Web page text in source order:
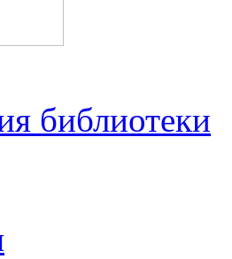
библиотеки